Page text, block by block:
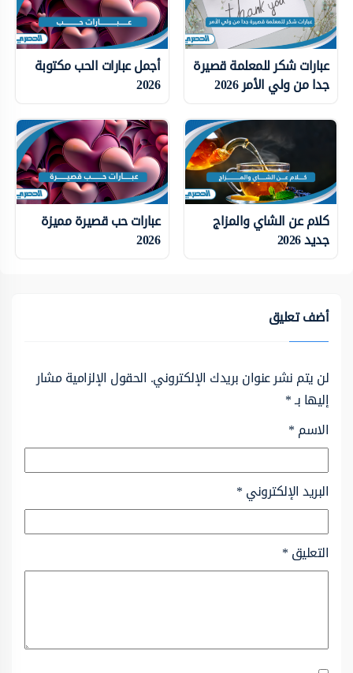
عبارات شكر للمعلمة قصيرة
جدا من ولي الأمر 2026
أجمل عبارات الحب مكتوبة
2026
كلام عن الشاي والمزاج
جديد 2026
عبارات حب قصيرة مميزة
2026
أضف تعليق
لن يتم نشر عنوان بريدك الإلكتروني. الحقول الإلزامية مشار
إليها بـ*
الاسم*
البريد الإلكتروني*
التعليق*